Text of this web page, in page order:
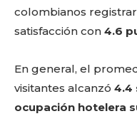
colombianos
satisfacción con 4.6
En general, el
visitantes alcanzó 4.4
ocupación hotelera